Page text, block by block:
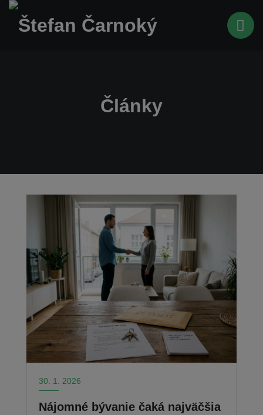
Články
30. 1. 2026
Nájomné bývanie čaká najväčšia